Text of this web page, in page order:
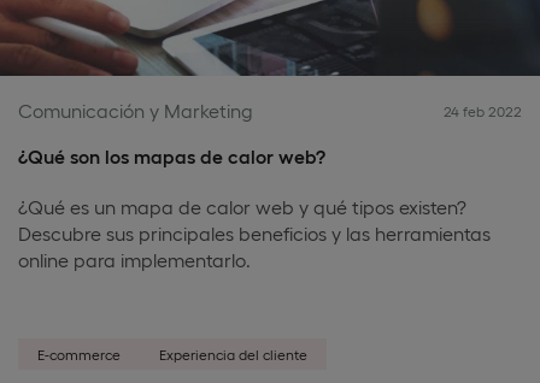
Comunicación y Marketing 24 feb 2022
¿Qué son los mapas de calor web?
¿Qué es un mapa de calor web y qué tipos existen?
Descubre sus principales beneficios y las herramientas
online para implementarlo.
E-commerce Experiencia del cliente